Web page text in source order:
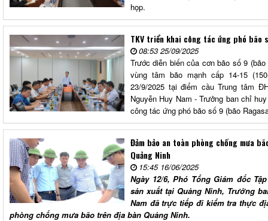
họp.
TKV triển khai công tác ứng phó bão
08:53 25/09/2025
Trước diễn biến của cơn bão số 9
vùng tâm bão mạnh cấp 14-15
23/9/2025 tại điểm cầu Trung tâm
Nguyễn Huy Nam - Trưởng ban chỉ
công tác ứng phó bão số 9 (bão
Đảm bảo an toàn phòng chống mưa
Quảng Ninh
15:45 16/06/2025
Ngày 12/6, Phó Tổng Giám đốc
sản xuất tại Quảng Ninh, Trưởng
Nam đã trực tiếp đi kiểm tra thực
phòng chống mưa bão trên địa bàn Quảng Ninh.